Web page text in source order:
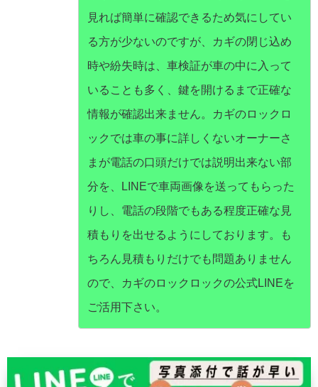
見れば簡単に確認できるため気にしてい
る方が少ないのですが、カギの閉じ込め
時や紛失時は、車検証が車の中に入って
いることも多く、鍵を開けるまで正確な
情報が確認出来ません。カギのロックロ
ックでは車の事に詳しくないオーナーさ
まが電話の口頭だけでは説明出来ない部
分を、LINEで車両画像を送ってもらった
りし、電話の段階でもある程度正確な見
積もりを出せるようにしております。も
ちろん見積もりだけでも問題ありません
ので、カギのロックロックの公式LINEを
ご活用下さい。